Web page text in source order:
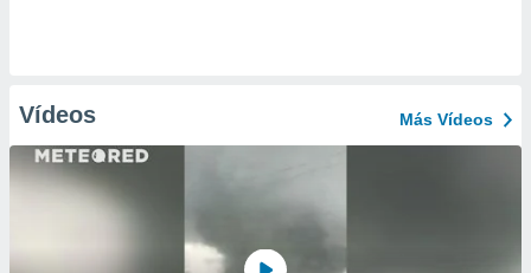
Vídeos Más Vídeos